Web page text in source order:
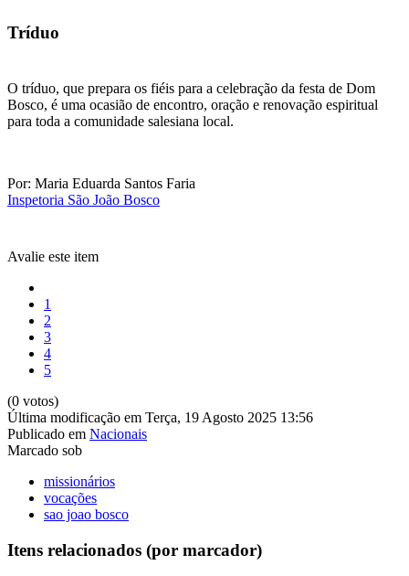
Tríduo
O tríduo, que prepara os fiéis para a celebração da festa de Dom
Bosco, é uma ocasião de encontro, oração e renovação espiritual
para toda a comunidade salesiana local.
Por: Maria Eduarda Santos Faria
Inspetoria São João Bosco
Avalie este item
1
2
3
4
5
(0 votos)
Última modificação em Terça, 19 Agosto 2025 13:56
Publicado em Nacionais
Marcado sob
missionários
vocações
sao joao bosco
Itens relacionados (por marcador)